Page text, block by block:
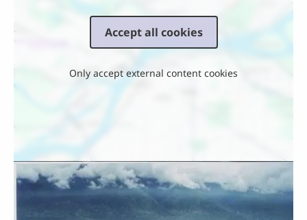
Accept all cookies
Only accept external content cookies